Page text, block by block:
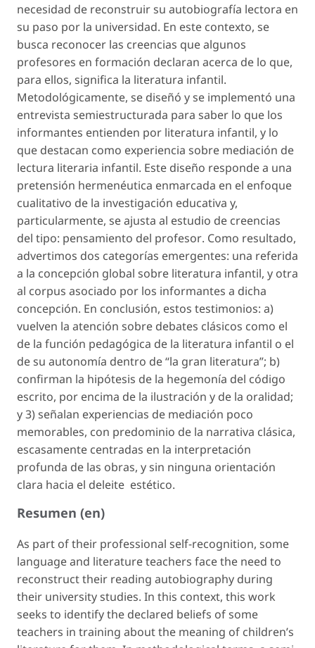
necesidad de reconstruir su autobiografía lectora en
su paso por la universidad. En este contexto, se
busca reconocer las creencias que algunos
profesores en formación declaran acerca de lo que,
para ellos, significa la literatura infantil.
Metodológicamente, se diseñó y se implementó una
entrevista semiestructurada para saber lo que los
informantes entienden por literatura infantil, y lo
que destacan como experiencia sobre mediación de
lectura literaria infantil. Este diseño responde a una
pretensión hermenéutica enmarcada en el enfoque
cualitativo de la investigación educativa y,
particularmente, se ajusta al estudio de creencias
del tipo: pensamiento del profesor. Como resultado,
advertimos dos categorías emergentes: una referida
a la concepción global sobre literatura infantil, y otra
al corpus asociado por los informantes a dicha
concepción. En conclusión, estos testimonios: a)
vuelven la atención sobre debates clásicos como el
de la función pedagógica de la literatura infantil o el
de su autonomía dentro de “la gran literatura”; b)
confirman la hipótesis de la hegemonía del código
escrito, por encima de la ilustración y de la oralidad;
y 3) señalan experiencias de mediación poco
memorables, con predominio de la narrativa clásica,
escasamente centradas en la interpretación
profunda de las obras, y sin ninguna orientación
clara hacia el deleite estético.
Resumen (en)
As part of their professional self-recognition, some
language and literature teachers face the need to
reconstruct their reading autobiography during
their university studies. In this context, this work
seeks to identify the declared beliefs of some
teachers in training about the meaning of children’s